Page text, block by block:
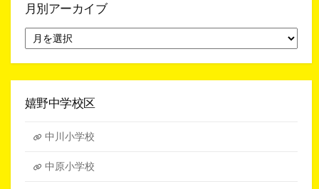
月別アーカイブ
別
ア
イ
嬉野中学校区
中川小学校
中原小学校